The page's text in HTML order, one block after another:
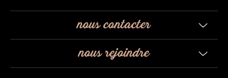
nous contacter
nous rejoindre